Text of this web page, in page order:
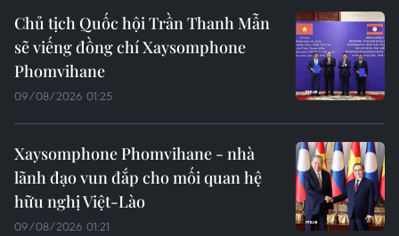
Chủ tịch Quốc hội Trần Thanh Mẫn
sẽ viếng đồng chí Xaysomphone
Phomvihane
09/08/2026 01:25
Xaysomphone Phomvihane - nhà
lãnh đạo vun đắp cho mối quan hệ
hữu nghị Việt-Lào
09/08/2026 01:21